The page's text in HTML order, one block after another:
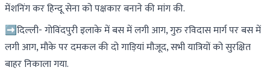
मेंशनिंग कर हिन्दू सेना को पक्षकार बनाने की मांग की.
➡दिल्ली- गोविंदपुरी इलाके में बस में लगी आग, गुरु रविदास मार्ग पर बस में
लगी आग, मौके पर दमकल की दो गाड़ियां मौजूद, सभी यात्रियों को सुरक्षित
बाहर निकाला गया.